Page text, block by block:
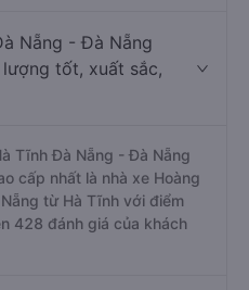
Nẵng - Đà Nẵng
tốt, xuất sắc,
Tĩnh Đà Nẵng - Đà Nẵng
cấp nhất là nhà xe Hoàng
từ Hà Tĩnh với điểm
428 đánh giá của khách